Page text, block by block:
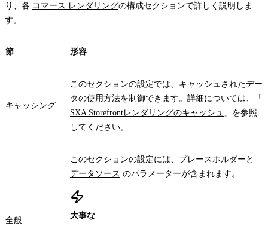
り、各 コマース レンダリングの構成セクションで詳しく説明しま
す。
節 形容
キャッシング
このセクションの設定では、キャッシュされたデー
タの使用方法を制御できます。詳細については、「
SXA Storefrontレンダリングのキャッシュ 」を参照
してください。
全般
このセクションの設定には、プレースホルダーと
データソース のパラメーターが含まれます。
大事な